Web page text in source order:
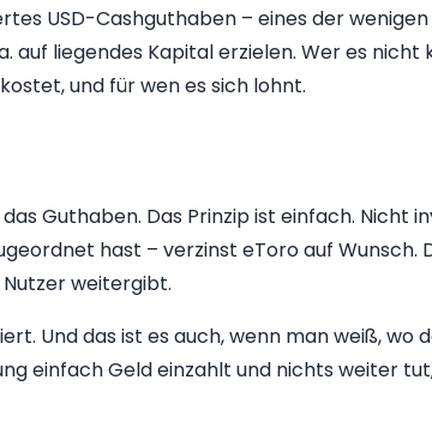
USD-Cashguthaben – eines der
auf liegendes Kapital erzielen. Wer es nicht
und für wen es sich lohnt.
Guthaben. Das Prinzip ist einfach. Nicht
hast – verzinst eToro auf Wunsch.
weitergibt.
Und das ist es auch, wenn man weiß, wo
einfach Geld einzahlt und nichts weiter